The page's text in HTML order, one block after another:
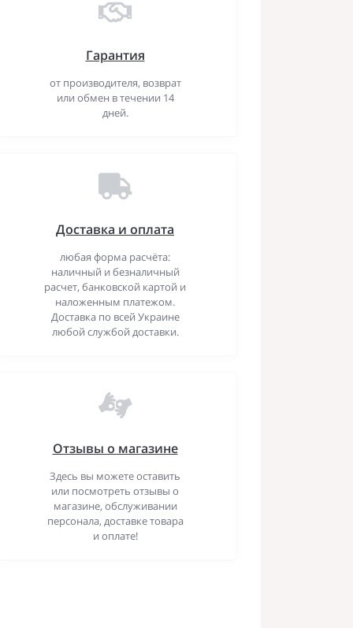
Гарантия
от производителя, возврат
или обмен в течении 14
дней.
Доставка и оплата
любая форма расчёта:
наличный и безналичный
расчет, банковской картой и
наложенным платежом.
Доставка по всей Украине
любой службой доставки.
Отзывы о магазине
Здесь вы можете оставить
или посмотреть отзывы о
магазине, обслуживании
персонала, доставке товара
и оплате!